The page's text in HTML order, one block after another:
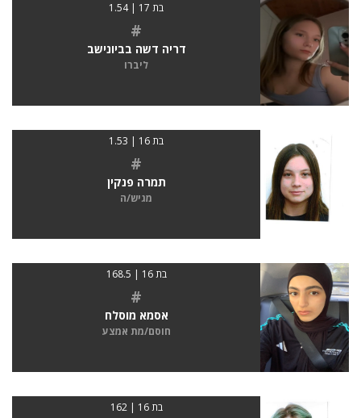
בת 17 | 1.54
#
דריה דשה בביונישב
ליברו
בת 16 | 1.53
#
תמרה פנקין
מגיש/ה
בת 16 | 168.5
#
אסמא מוסלח
חוסם/מת אמצע
בת 16 | 162